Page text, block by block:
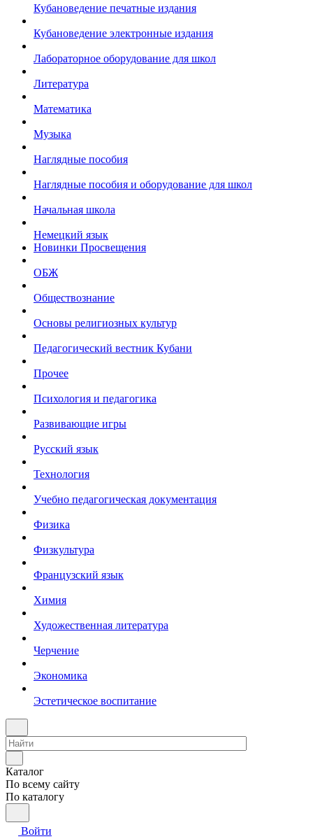
Кубановедение печатные издания
Кубановедение электронные издания
Лабораторное оборудование для школ
Литература
Математика
Музыка
Наглядные пособия
Наглядные пособия и оборудование для школ
Начальная школа
Немецкий язык
Новинки Просвещения
ОБЖ
Обществознание
Основы религиозных культур
Педагогический вестник Кубани
Прочее
Психология и педагогика
Развивающие игры
Русский язык
Технология
Учебно педагогическая документация
Физика
Физкультура
Французский язык
Химия
Художественная литература
Черчение
Экономика
Эстетическое воспитание
Каталог
По всему сайту
По каталогу
Войти